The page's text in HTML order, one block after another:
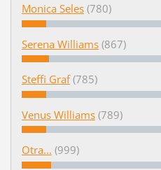
Monica Seles (780)
Serena Williams (867)
Steffi Graf (785)
Venus Williams (789)
Otra... (999)